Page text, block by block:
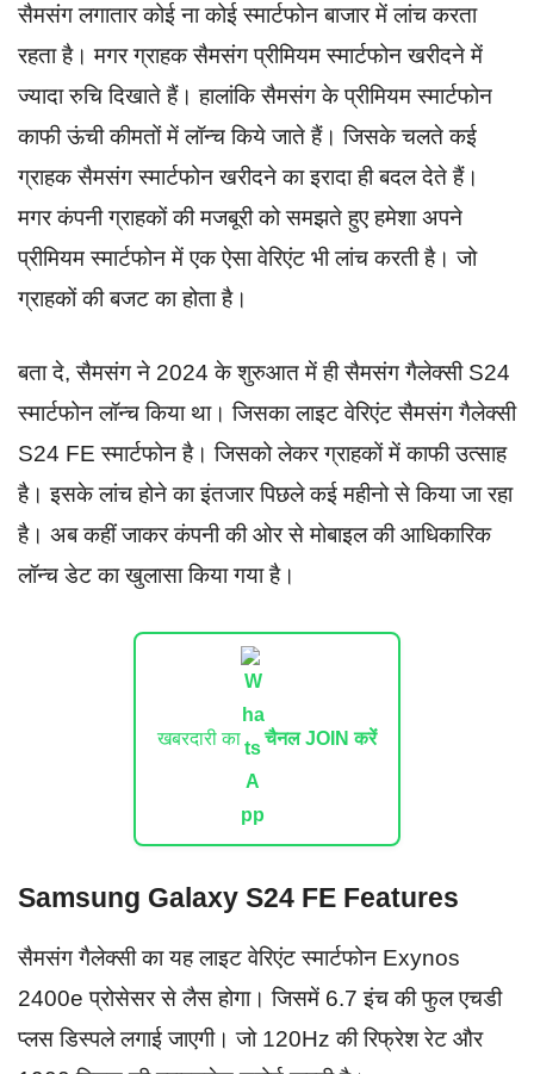
सैमसंग लगातार कोई ना कोई स्मार्टफोन बाजार में लांच करता
रहता है। मगर ग्राहक सैमसंग प्रीमियम स्मार्टफोन खरीदने में
ज्यादा रुचि दिखाते हैं। हालांकि सैमसंग के प्रीमियम स्मार्टफोन
काफी ऊंची कीमतों में लॉन्च किये जाते हैं। जिसके चलते कई
ग्राहक सैमसंग स्मार्टफोन खरीदने का इरादा ही बदल देते हैं।
मगर कंपनी ग्राहकों की मजबूरी को समझते हुए हमेशा अपने
प्रीमियम स्मार्टफोन में एक ऐसा वेरिएंट भी लांच करती है। जो
ग्राहकों की बजट का होता है।
बता दे, सैमसंग ने 2024 के शुरुआत में ही सैमसंग गैलेक्सी S24
स्मार्टफोन लॉन्च किया था। जिसका लाइट वेरिएंट सैमसंग गैलेक्सी
S24 FE स्मार्टफोन है। जिसको लेकर ग्राहकों में काफी उत्साह
है। इसके लांच होने का इंतजार पिछले कई महीनो से किया जा रहा
है। अब कहीं जाकर कंपनी की ओर से मोबाइल की आधिकारिक
लॉन्च डेट का खुलासा किया गया है।
खबरदारी का चैनल JOIN करें
Samsung Galaxy S24 FE Features
सैमसंग गैलेक्सी का यह लाइट वेरिएंट स्मार्टफोन Exynos
2400e प्रोसेसर से लैस होगा। जिसमें 6.7 इंच की फुल एचडी
प्लस डिस्पले लगाई जाएगी। जो 120Hz की रिफ्रेश रेट और